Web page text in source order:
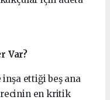
Var?
ettiği beş ana
en kritik